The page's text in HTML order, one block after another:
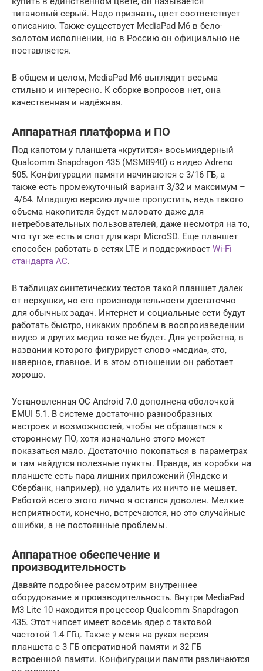
титановый серый. Надо признать, цвет соответствует
описанию. Также существует MediaPad M6 в бело-
золотом исполнении, но в Россию он официально не
поставляется.
В общем и целом, MediaPad M6 выглядит весьма
стильно и интересно. К сборке вопросов нет, она
качественная и надёжная.
Аппаратная платформа и ПО
Под капотом у планшета «крутится» восьмиядерный
Qualcomm Snapdragon 435 (MSM8940) c видео Adreno
505. Конфигурации памяти начинаются с 3/16 ГБ, а
также есть промежуточный вариант 3/32 и максимум –
4/64. Младшую версию лучше пропустить, ведь такого
объема накопителя будет маловато даже для
нетребовательных пользователей, даже несмотря на то,
что тут же есть и слот для карт MicroSD. Еще планшет
способен работать в сетях LTE и поддерживает Wi-Fi
стандарта AC.
В таблицах синтетических тестов такой планшет далек
от верхушки, но его производительности достаточно
для обычных задач. Интернет и социальные сети будут
работать быстро, никаких проблем в воспроизведении
видео и других медиа тоже не будет. Для устройства, в
названии которого фигурирует слово «медиа», это,
наверное, главное. И в этом отношении он работает
хорошо.
Установленная ОС Android 7.0 дополнена оболочкой
EMUI 5.1. В системе достаточно разнообразных
настроек и возможностей, чтобы не обращаться к
стороннему ПО, хотя изначально этого может
показаться мало. Достаточно покопаться в параметрах
и там найдутся полезные пункты. Правда, из коробки на
планшете есть пара лишних приложений (Яндекс и
Сбербанк, например), но удалить их ничто не мешает.
Работой всего этого лично я остался доволен. Мелкие
неприятности, конечно, встречаются, но это случайные
ошибки, а не постоянные проблемы.
Аппаратное обеспечение и
производительность
Давайте подробнее рассмотрим внутреннее
оборудование и производительность. Внутри MediaPad
M3 Lite 10 находится процессор Qualcomm Snapdragon
435. Этот чипсет имеет восемь ядер с тактовой
частотой 1.4 ГГц. Также у меня на руках версия
планшета с 3 ГБ оперативной памяти и 32 ГБ
встроенной памяти. Конфигурации памяти различаются